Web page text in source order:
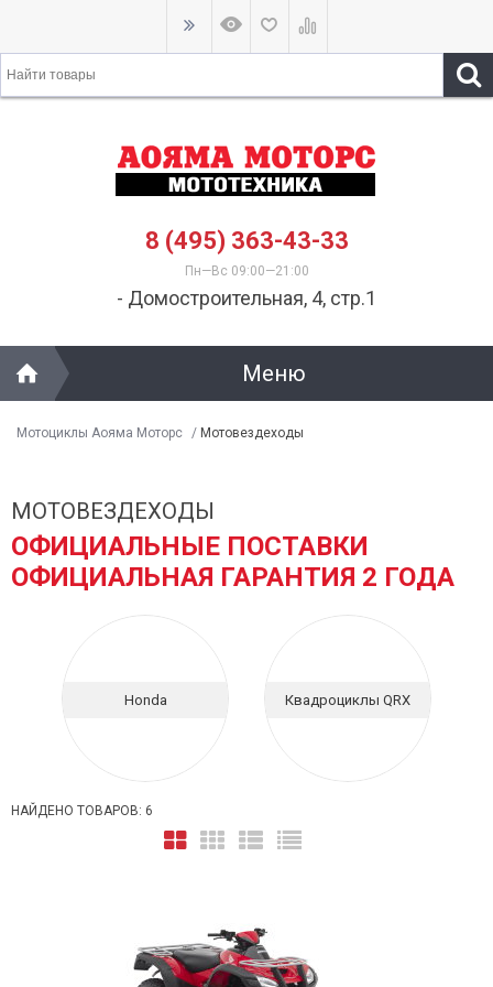
8 (495) 363-43-33
Пн—Вс 09:00—21:00
- Домостроительная, 4, стр.1
Меню
Мотоциклы Аояма Моторс / Мотовездеходы
АКЦИЯ НА МОТОЦИКЛЫ ХОНДА С 01
МОТОВЕЗДЕХОДЫ
ОФИЦИАЛЬНЫЕ ПОСТАВКИ
ОФИЦИАЛЬНАЯ ГАРАНТИЯ 2 ГОДА
Honda Квадроциклы QRX
НАЙДЕНО ТОВАРОВ: 6